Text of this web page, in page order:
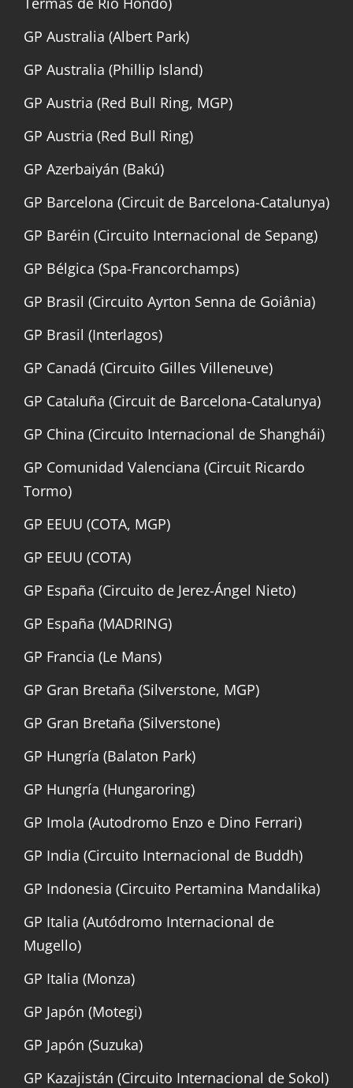
GP Australia (Albert Park)
GP Australia (Phillip Island)
GP Austria (Red Bull Ring, MGP)
GP Austria (Red Bull Ring)
GP Azerbaiyán (Bakú)
GP Barcelona (Circuit de Barcelona-Catalunya)
GP Baréin (Circuito Internacional de Sepang)
GP Bélgica (Spa-Francorchamps)
GP Brasil (Circuito Ayrton Senna de Goiânia)
GP Brasil (Interlagos)
GP Canadá (Circuito Gilles Villeneuve)
GP Cataluña (Circuit de Barcelona-Catalunya)
GP China (Circuito Internacional de Shanghái)
GP Comunidad Valenciana (Circuit Ricardo
Tormo)
GP EEUU (COTA, MGP)
GP EEUU (COTA)
GP España (Circuito de Jerez-Ángel Nieto)
GP España (MADRING)
GP Francia (Le Mans)
GP Gran Bretaña (Silverstone, MGP)
GP Gran Bretaña (Silverstone)
GP Hungría (Balaton Park)
GP Hungría (Hungaroring)
GP Imola (Autodromo Enzo e Dino Ferrari)
GP India (Circuito Internacional de Buddh)
GP Indonesia (Circuito Pertamina Mandalika)
GP Italia (Autódromo Internacional de
Mugello)
GP Italia (Monza)
GP Japón (Motegi)
GP Japón (Suzuka)
GP Kazajistán (Circuito Internacional de Sokol)